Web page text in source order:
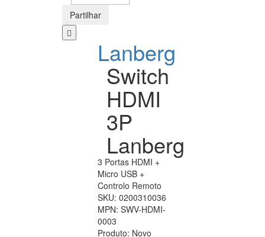
Partilhar
Lanberg
Switch
HDMI
3P
Lanberg
3 Portas HDMI +
Micro USB +
Controlo Remoto
SKU: 0200310036
MPN: SWV-HDMI-
0003
Produto: Novo